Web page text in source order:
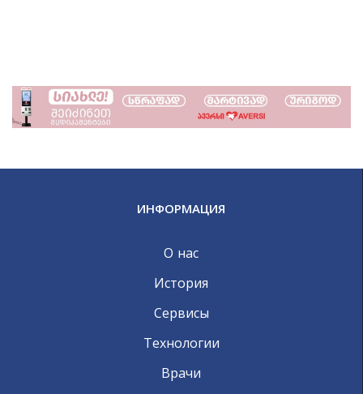
ИНФОРМАЦИЯ
О нас
История
Сервисы
Технологии
Врачи